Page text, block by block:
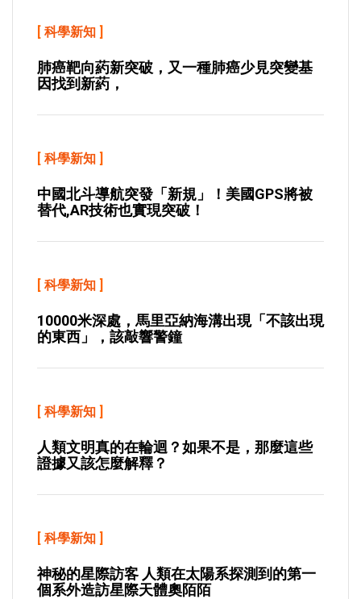
[ 科學新知 ]
肺癌靶向葯新突破，又一種肺癌少見突變基
因找到新葯，
[ 科學新知 ]
中國北斗導航突發「新規」！美國GPS將被
替代,AR技術也實現突破！
[ 科學新知 ]
10000米深處，馬里亞納海溝出現「不該出現
的東西」，該敲響警鐘
[ 科學新知 ]
人類文明真的在輪迴？如果不是，那麼這些
證據又該怎麼解釋？
[ 科學新知 ]
神秘的星際訪客 人類在太陽系探測到的第一
個系外造訪星際天體奧陌陌